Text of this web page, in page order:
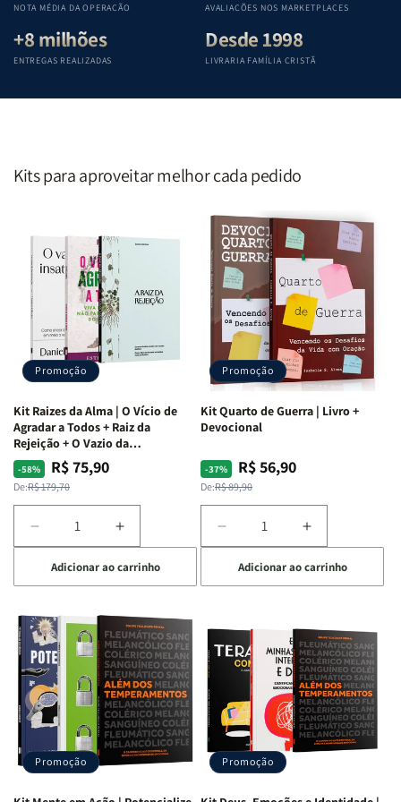
NOTA MÉDIA DA OPERAÇÃO AVALIAÇÕES NOS MARKETPLACES
+8 milhões
ENTREGAS REALIZADAS
Desde 1998
LIVRARIA FAMÍLIA CRISTÃ
Kits para aproveitar melhor cada pedido
Promoção
Kit Raizes da Alma | O Vício de
Agradar a Todos + Raiz da
Rejeição + O Vazio da
Insatisfação.
-58%
Preço
normal
De:R$ 179,70
Preço
promocional
R$ 75,90
Diminuir
a
quantidade
de
Raizes
da
Alma
|
O
Vício
Agradar
a
Todos
Aumentar
a
quantidade
de
Raizes
da
Alma
|
O
Vício
de
Agradar
Todos
Adicionar ao carrinho
Promoção
Kit Quarto de Guerra | Livro +
Devocional
-37%
Preço
normal
De:R$ 89,90
Preço
promocional
R$ 56,90
Diminuir
a
quantidade
de
Quarto
de
Guerra
Livro
+
Devocional
Aumentar
a
quantidade
de
Quarto
de
Guerra
|
Livro
+
Devocional
Adicionar ao carrinho
Promoção Promoção